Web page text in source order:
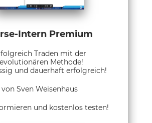
Intern Premium
Traden mit der
Methode!
und dauerhaft erfolgreich!
von Sven Weisenhaus
und kostenlos testen!